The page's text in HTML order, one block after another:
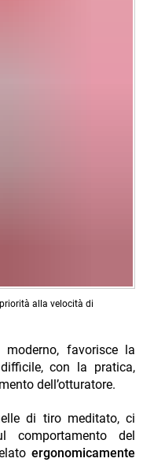
alla velocità di
moderno, favorisce la
con la pratica,
dell’otturatore.
di tiro meditato, ci
comportamento del
ergonomicamente